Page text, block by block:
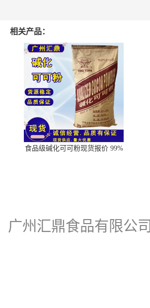
相关产品：
食品级碱化可可粉现货报价 99%
广州汇鼎食品有限公司